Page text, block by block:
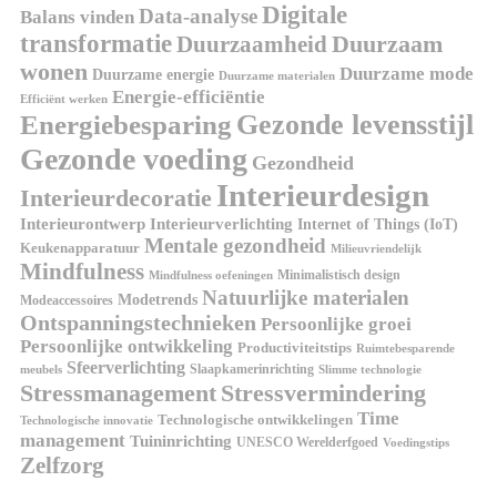
Balans vinden Data-analyseDigitale
transformatieDuurzaamheidDuurzaam
wonen Duurzame energie Duurzame materialen Duurzame mode
Efficiënt werken Energie-efficiëntie
Energiebesparing Gezonde levensstijl
Gezonde voeding Gezondheid
Interieurdecoratie Interieurdesign
Interieurontwerp Interieurverlichting Internet of Things (IoT)
Keukenapparatuur Mentale gezondheid Milieuvriendelijk
Mindfulness Mindfulness oefeningen Minimalistisch design
Modeaccessoires Modetrends Natuurlijke materialen
Ontspanningstechnieken Persoonlijke groei
Persoonlijke ontwikkeling Productiviteitstips Ruimtebesparende
meubels Sfeerverlichting Slaapkamerinrichting Slimme technologie
Stressmanagement Stressvermindering
Technologische innovatie Technologische ontwikkelingen Time
management Tuininrichting UNESCO Werelderfgoed Voedingstips
Zelfzorg